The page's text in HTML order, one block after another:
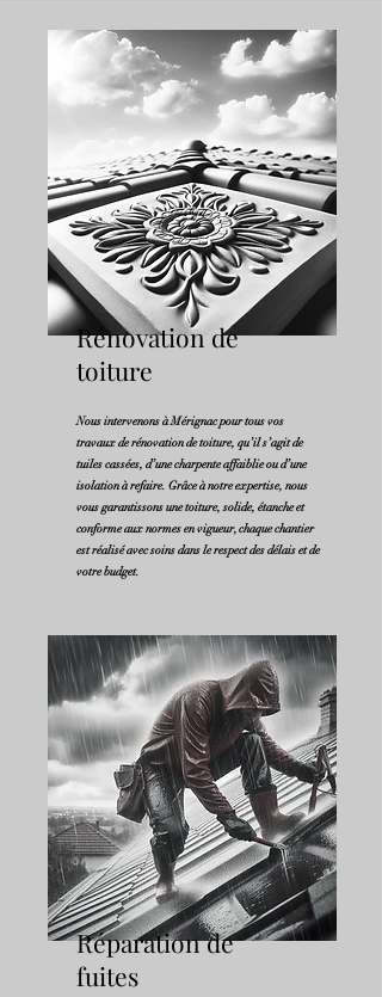
Rénovation de
toiture
Nous intervenons à Mérignac pour tous vos
travaux de rénovation de toiture, qu’il s’agit de
tuiles cassées, d’une charpente affaiblie ou d’une
isolation à refaire. Grâce à notre expertise, nous
vous garantissons une toiture, solide, étanche et
conforme aux normes en vigueur, chaque chantier
est ​réalisé avec soins dans le respect des délais et de
votre budget.
Réparation de
fuites